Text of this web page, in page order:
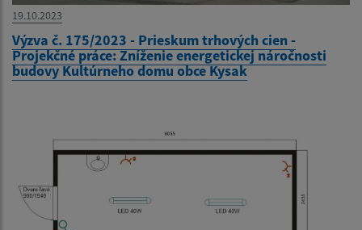
19.10.2023
Výzva č. 175/2023 - Prieskum trhových cien -
Projekčné práce: Zníženie energetickej náročnosti
budovy Kultúrneho domu obce Kysak